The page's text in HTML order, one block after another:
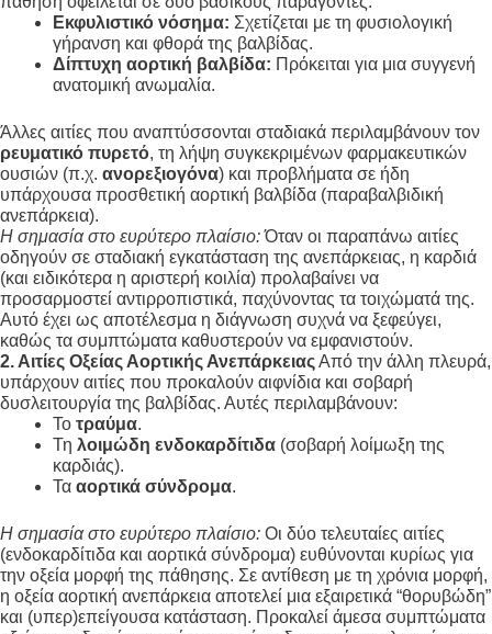
Εκφυλιστικό νόσημα: Σχετίζεται με τη φυσιολογική
γήρανση και φθορά της βαλβίδας.
Δίπτυχη αορτική βαλβίδα: Πρόκειται για μια συγγενή
ανατομική ανωμαλία.
Άλλες αιτίες που αναπτύσσονται σταδιακά περιλαμβάνουν τον
ρευματικό πυρετό, τη λήψη συγκεκριμένων φαρμακευτικών
ουσιών (π.χ. ανορεξιογόνα) και προβλήματα σε ήδη
υπάρχουσα προσθετική αορτική βαλβίδα (παραβαλβιδική
ανεπάρκεια).
Η σημασία στο ευρύτερο πλαίσιο:Όταν οι παραπάνω αιτίες
οδηγούν σε σταδιακή εγκατάσταση της ανεπάρκειας, η καρδιά
(και ειδικότερα η αριστερή κοιλία) προλαβαίνει να
προσαρμοστεί αντιρροπιστικά, παχύνοντας τα τοιχώματά της.
Αυτό έχει ως αποτέλεσμα η διάγνωση συχνά να ξεφεύγει,
καθώς τα συμπτώματα καθυστερούν να εμφανιστούν.
2. Αιτίες Οξείας Αορτικής ΑνεπάρκειαςΑπό την άλλη πλευρά,
υπάρχουν αιτίες που προκαλούν αιφνίδια και σοβαρή
δυσλειτουργία της βαλβίδας. Αυτές περιλαμβάνουν:
Το τραύμα.
Τη λοιμώδη ενδοκαρδίτιδα (σοβαρή λοίμωξη της
καρδιάς).
Τα αορτικά σύνδρομα.
Η σημασία στο ευρύτερο πλαίσιο: Οι δύο τελευταίες αιτίες
(ενδοκαρδίτιδα και αορτικά σύνδρομα) ευθύνονται κυρίως για
την οξεία μορφή της πάθησης. Σε αντίθεση με τη χρόνια μορφή,
η οξεία αορτική ανεπάρκεια αποτελεί μια εξαιρετικά “θορυβώδη”
και (υπερ)επείγουσα κατάσταση. Προκαλεί άμεσα συμπτώματα